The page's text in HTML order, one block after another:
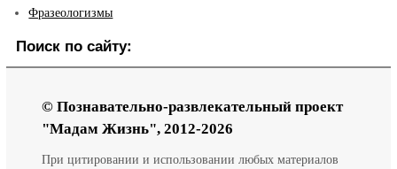
Фразеологизмы
Поиск по сайту:
© Познавательно-развлекательный проект
"Мадам Жизнь", 2012-2026
При цитировании и использовании любых материалов